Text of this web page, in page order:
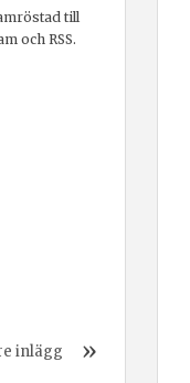
till
och RSS.
inlägg